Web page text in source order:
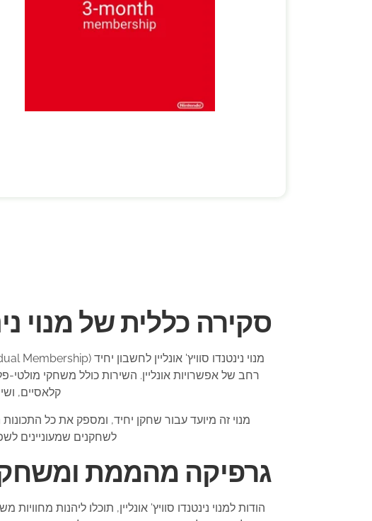
סקירה כללית של מנוי
קלאסיים,
מנוי זה מיועד עבור שחקן יחיד, ומספק את כל
לשחקנים שמעוניינים
גרפיקה מהממת
הודות למנוי נינטנדו סוויץ' אונליין, תוכלו ליהנות